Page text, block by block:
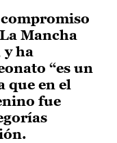
Mancha
y ha
“es un
que en el
fue